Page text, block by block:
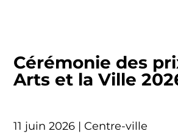
Cérémonie des
Arts et la Ville
11 juin 2026 | Centre-ville